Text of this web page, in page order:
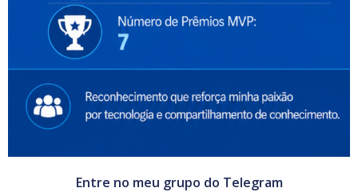
Entre no meu grupo do Telegram